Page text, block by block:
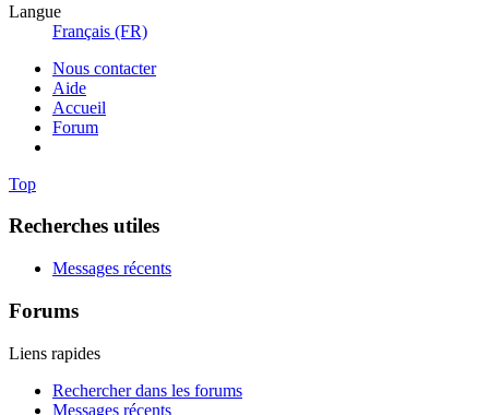
Langue
Français (FR)
Nous contacter
Aide
Accueil
Forum
Top
Recherches utiles
Messages récents
Forums
Liens rapides
Rechercher dans les forums
Messages récents